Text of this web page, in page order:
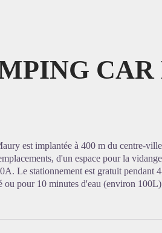
CAR
est implantée à 400 m du centre-
d'un espace pour la
Le stationnement est gratuit pendant
ou pour 10 minutes d'eau (environ